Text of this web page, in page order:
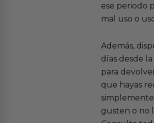
ese periodo
mal uso o
Además,
días desde
para
que hayas
gusten o no